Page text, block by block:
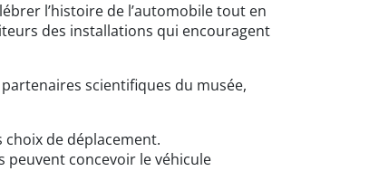
l’histoire de l’automobile tout en
des installations qui encouragent
scientifiques du musée,
de déplacement.
peuvent concevoir le véhicule